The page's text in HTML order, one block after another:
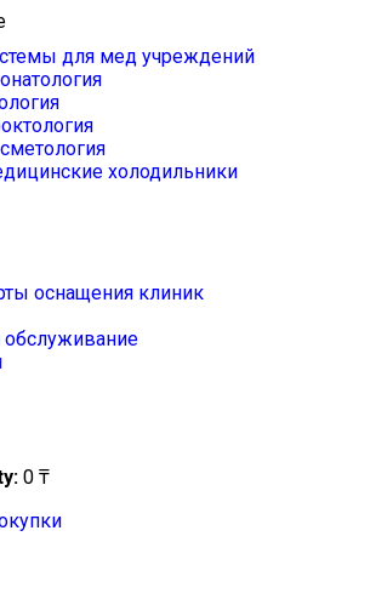
для мед учреждений
холодильники
оснащения клиник
0 ₸